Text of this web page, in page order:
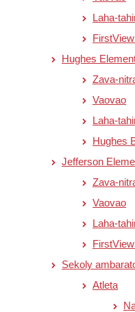
Laha-
Hughes
Zava-
Vaovao
Laha-
Hughes
Jefferson
Zava-
Vaovao
Laha-
Sekoly
Atleta